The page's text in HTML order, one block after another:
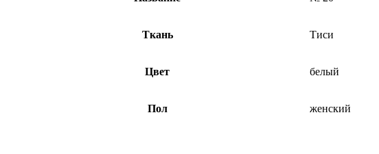
Ткань Тиси
Цвет белый
Пол женский